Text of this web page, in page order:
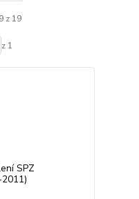
z 19
z 1